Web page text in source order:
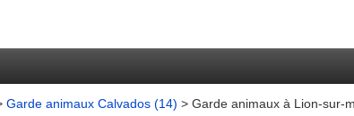
Garde animaux Calvados (14) > Garde animaux à Lion-sur-